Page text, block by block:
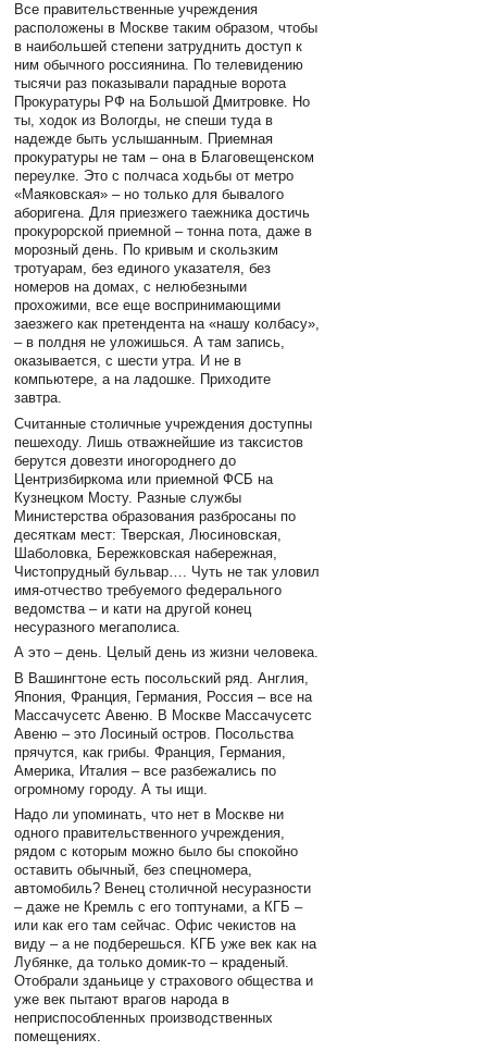
Все правительственные учреждения
расположены в Москве таким образом, чтобы
в наибольшей степени затруднить доступ к
ним обычного россиянина. По телевидению
тысячи раз показывали парадные ворота
Прокуратуры РФ на Большой Дмитровке. Но
ты, ходок из Вологды, не спеши туда в
надежде быть услышанным. Приемная
прокуратуры не там – она в Благовещенском
переулке. Это с полчаса ходьбы от метро
«Маяковская» – но только для бывалого
аборигена. Для приезжего таежника достичь
прокурорской приемной – тонна пота, даже в
морозный день. По кривым и скользким
тротуарам, без единого указателя, без
номеров на домах, с нелюбезными
прохожими, все еще воспринимающими
заезжего как претендента на «нашу колбасу»,
– в полдня не уложишься. А там запись,
оказывается, с шести утра. И не в
компьютере, а на ладошке. Приходите
завтра.
Считанные столичные учреждения доступны
пешеходу. Лишь отважнейшие из таксистов
берутся довезти иногороднего до
Центризбиркома или приемной ФСБ на
Кузнецком Мосту. Разные службы
Министерства образования разбросаны по
десяткам мест: Тверская, Люсиновская,
Шаболовка, Бережковская набережная,
Чистопрудный бульвар…. Чуть не так уловил
имя-отчество требуемого федерального
ведомства – и кати на другой конец
несуразного мегаполиса.
А это – день. Целый день из жизни человека.
В Вашингтоне есть посольский ряд. Англия,
Япония, Франция, Германия, Россия – все на
Массачусетс Авеню. В Москве Массачусетс
Авеню – это Лосиный остров. Посольства
прячутся, как грибы. Франция, Германия,
Америка, Италия – все разбежались по
огромному городу. А ты ищи.
Надо ли упоминать, что нет в Москве ни
одного правительственного учреждения,
рядом с которым можно было бы спокойно
оставить обычный, без спецномера,
автомобиль? Венец столичной несуразности
– даже не Кремль с его топтунами, а КГБ –
или как его там сейчас. Офис чекистов на
виду – а не подберешься. КГБ уже век как на
Лубянке, да только домик-то – краденый.
Отобрали зданьице у страхового общества и
уже век пытают врагов народа в
неприспособленных производственных
помещениях.